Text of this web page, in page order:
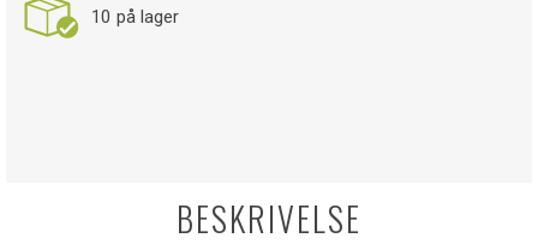
10 på lager
BESKRIVELSE